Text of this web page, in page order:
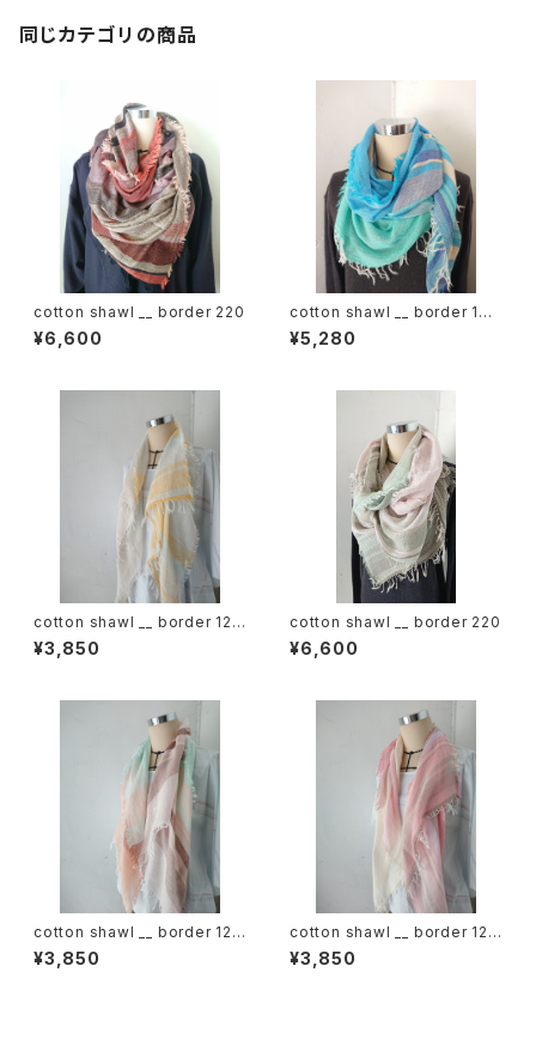
同じカテゴリの商品
cotton shawl __ border 220
¥6,600
cotton shawl __ border 160
海嶺w
¥5,280
cotton shawl __ border 120
蒲公英w
¥3,850
cotton shawl __ border 220
¥6,600
cotton shawl __ border 120
春麗w
¥3,850
cotton shawl __ border 120
桜花w
¥3,850